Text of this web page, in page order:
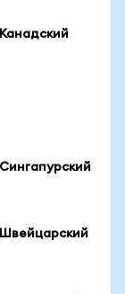
Швейцарский